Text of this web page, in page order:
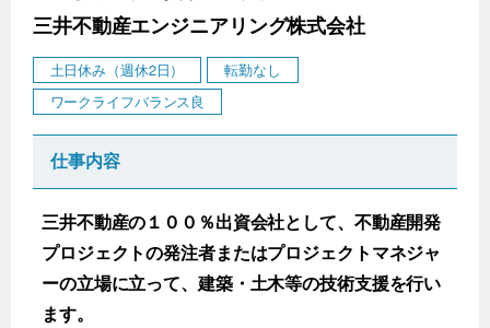
三井不動産エンジニアリング株式会社
土日休み（週休2日）
転勤なし
ワークライフバランス良
仕事内容
三井不動産の１００％出資会社として、不動産開発
プロジェクトの発注者またはプロジェクトマネジャ
ーの立場に立って、建築・土木等の技術支援を行い
ます。